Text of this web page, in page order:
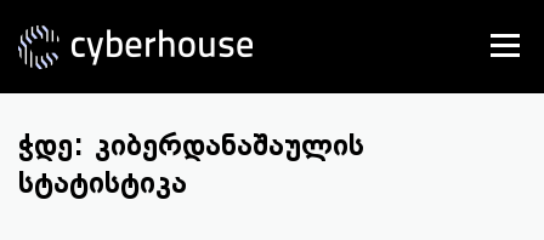
content
Menu
SERVICES ABOUT US CONTACT
ᲭᲓᲔ: ᲙᲘᲑᲔᲠᲓᲐᲜᲐᲨᲐᲣᲚᲘᲡ
ᲡᲢᲐᲢᲘᲡᲢᲘᲙᲐ